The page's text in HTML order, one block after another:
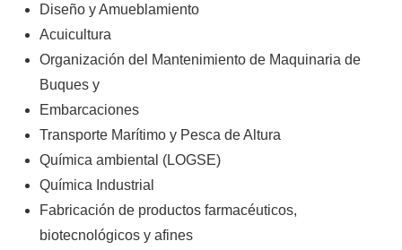
Diseño y Amueblamiento
Acuicultura
Organización del Mantenimiento de Maquinaria de
Buques y
Embarcaciones
Transporte Marítimo y Pesca de Altura
Química ambiental (LOGSE)
Química Industrial
Fabricación de productos farmacéuticos,
biotecnológicos y afines